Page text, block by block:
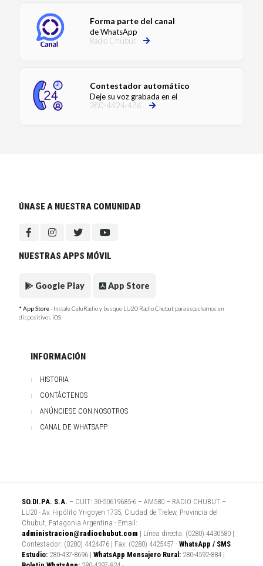
Forma parte del canal
de WhatsApp
Radio Chubut
Contestador automático
Deje su voz grabada en el
280-4424-476
ÚNASE A NUESTRA COMUNIDAD
NUESTRAS APPS MÓVIL
Google Play App Store
* App Store- Instale CeluRadio y busque LU20 Radio Chubut para escucharnos en
dispositivos iOS
INFORMACIÓN
HISTORIA
CONTÁCTENOS
ANÚNCIESE CON NOSOTROS
CANAL DE WHATSAPP
SO.DI.PA. S.A. – CUIT: 30-50619685-6 – AM580 – RADIO CHUBUT –
LU20 - Av. Hipólito Yrigoyen 1735, Ciudad de Trelew, Provincia del
Chubut, Patagonia Argentina - Email:
administracion@radiochubut.com | Línea directa: (0280) 4430580 |
Contestador: (0280) 4424476 | Fax: (0280) 4425457 - WhatsApp / SMS
Estudio: 280-437-8696 | WhatsApp Mensajero Rural: 280-4592-884 |